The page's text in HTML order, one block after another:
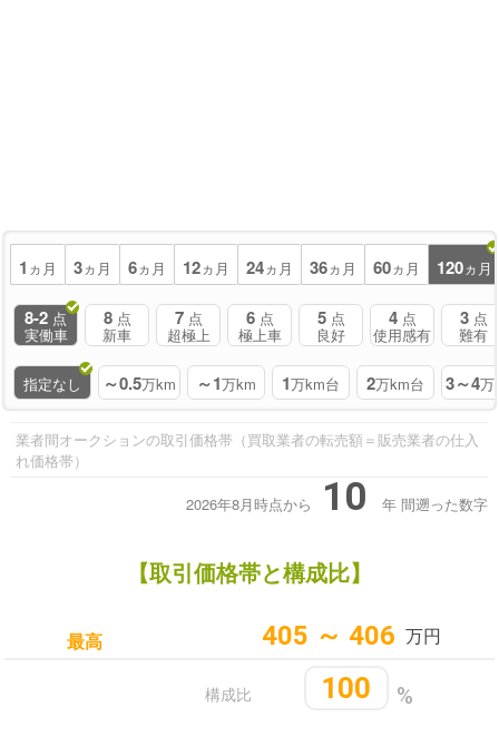
1 ヵ月 3ヵ月 6ヵ月 12ヵ月 24ヵ月 36ヵ月 60ヵ月 120ヵ月
8-2 点
実働車
8 点
新車
7 点
超極上
6 点
極上車
5 点
良好
4 点
使用感有
3 点
難有
指定なし ～0.5万km ～1万km 1万km台 2万km台 3～4万
業者間オークションの取引価格帯（買取業者の転売額＝販売業者の仕入
れ価格帯）
2026年8月時点から 10 年 間遡った数字
【取引価格帯と構成比】
最高 405 ～ 406 万円
%
100
構成比